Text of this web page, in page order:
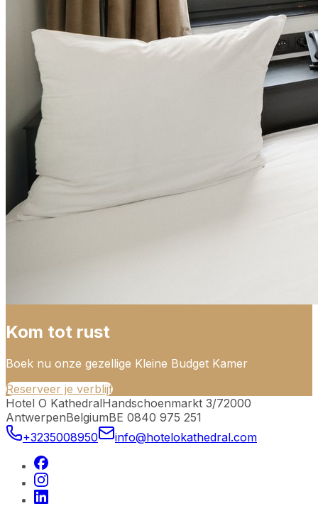
Kom tot rust
Boek nu onze gezellige Kleine Budget Kamer
Reserveer je verblijf
Hotel O KathedralHandschoenmarkt 3/72000
AntwerpenBelgiumBE 0840 975 251
+3235008950
info@hotelokathedral.com